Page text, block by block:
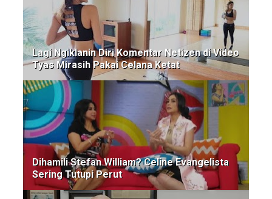
Lagi Ngiklanin Diri Komentar Netizen di Video
Tyas Mirasih Pakai Celana Ketat
Dihamili Stefan William? Celine Evangelista
Sering Tutupi Perut